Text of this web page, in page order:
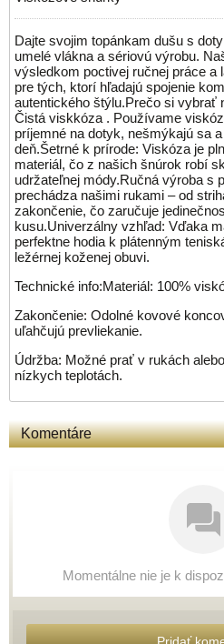
Dajte svojim topánkam dušu s
umelé vlákna a sériovú výrobu.
výsledkom poctivej ručnej práce a
pre tých, ktorí hľadajú spojenie
autentického štýlu.Prečo si vybrať
Čistá viskkóza . Používame
príjemné na dotyk, nešmýkajú sa
deň.Šetrné k prírode: Viskóza je
materiál, čo z našich šnúrok robí
udržateľnej módy.Ručná výroba s
prechádza našimi rukami – od
zakončenie, čo zaručuje
kusu.Univerzálny vzhľad: Vďaka
perfektne hodia k plátenným
ležérnej koženej obuvi.
Technické info:Materiál: 100%
Zakončenie: Odolné kovové
uľahčujú prevliekanie.
Údržba: Možné prať v rukách
nízkych teplotách.
Komentáre
Momentálne nie je k